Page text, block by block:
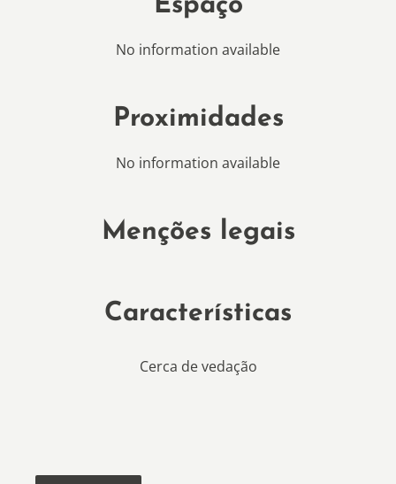
Espaço
No information available
Proximidades
No information available
Menções legais
Características
Cerca de vedação